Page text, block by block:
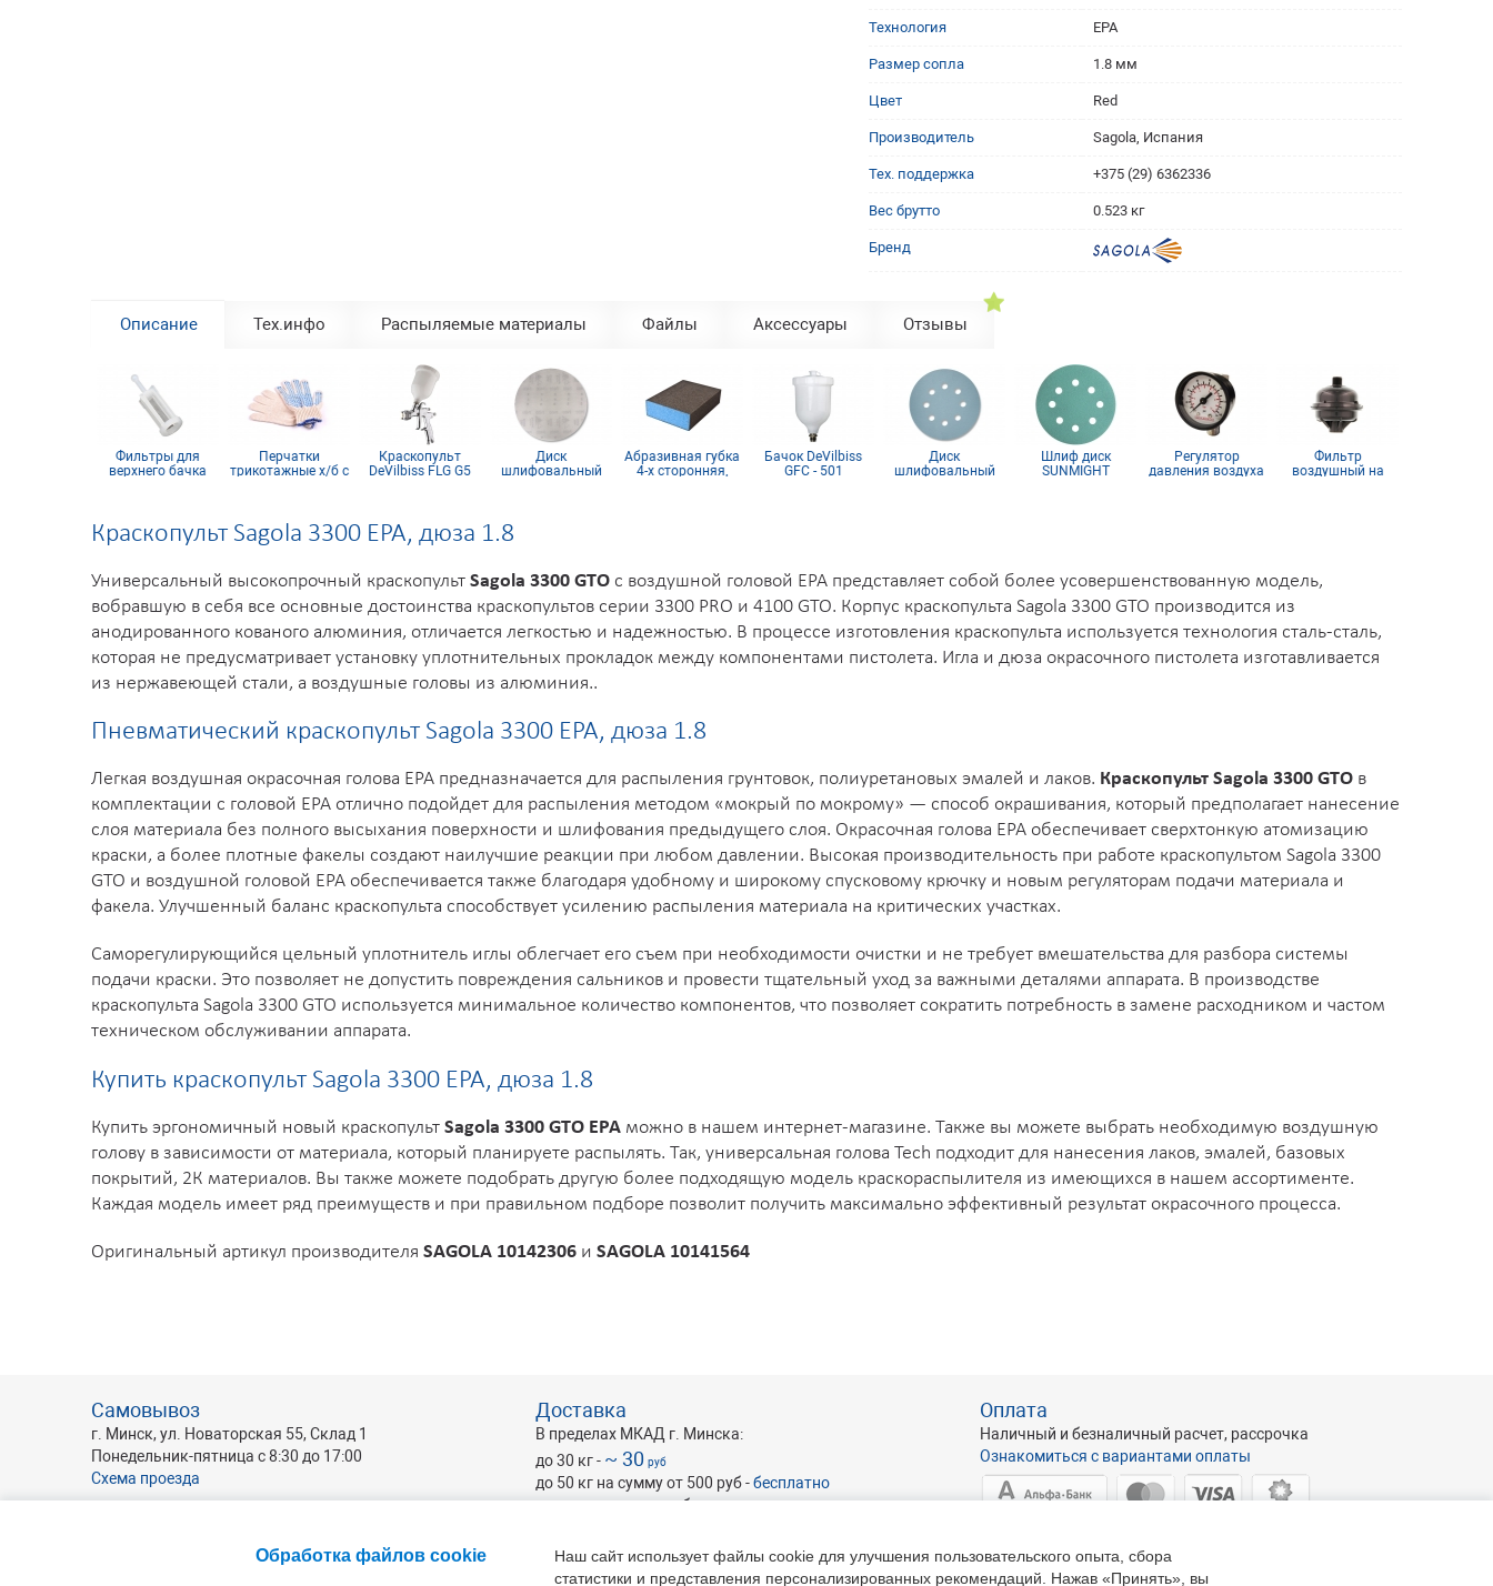
Технология EPA
Размер сопла 1.8 мм
Цвет Red
Производитель Sagola, Испания
Тех. поддержка +375 (29) 6362336
Вес брутто 0.523 кг
Бренд
Описание Тех.инфо Распыляемые материалы Файлы Аксессуары Отзывы
Фильтры для
верхнего бачка
Перчатки
трикотажные х/б с
Краскопульт
DeVilbiss FLG G5
Диск
шлифовальный
Абразивная губка
4-х сторонняя,
Бачок DeVilbiss
GFC - 501
Диск
шлифовальный
Шлиф диск
SUNMIGHT
Регулятор
давления воздуха
Фильтр
воздушный на
Краскопульт Sagola 3300 EPA, дюза 1.8
Универсальный высокопрочный краскопульт Sagola 3300 GTO с воздушной головой EPA представляет собой более усовершенствованную модель,
вобравшую в себя все основные достоинства краскопультов серии 3300 PRO и 4100 GTO. Корпус краскопульта Sagola 3300 GTO производится из
анодированного кованого алюминия, отличается легкостью и надежностью. В процессе изготовления краскопульта используется технология сталь-сталь,
которая не предусматривает установку уплотнительных прокладок между компонентами пистолета. Игла и дюза окрасочного пистолета изготавливается
из нержавеющей стали, а воздушные головы из алюминия..
Пневматический краскопульт Sagola 3300 EPA, дюза 1.8
Легкая воздушная окрасочная голова EPA предназначается для распыления грунтовок, полиуретановых эмалей и лаков. Краскопульт Sagola 3300 GTO в
комплектации с головой EPA отлично подойдет для распыления методом «мокрый по мокрому» — способ окрашивания, который предполагает нанесение
слоя материала без полного высыхания поверхности и шлифования предыдущего слоя. Окрасочная голова EPA обеспечивает сверхтонкую атомизацию
краски, а более плотные факелы создают наилучшие реакции при любом давлении. Высокая производительность при работе краскопультом Sagola 3300
GTO и воздушной головой EPA обеспечивается также благодаря удобному и широкому спусковому крючку и новым регуляторам подачи материала и
факела. Улучшенный баланс краскопульта способствует усилению распыления материала на критических участках.
Саморегулирующийся цельный уплотнитель иглы облегчает его съем при необходимости очистки и не требует вмешательства для разбора системы
подачи краски. Это позволяет не допустить повреждения сальников и провести тщательный уход за важными деталями аппарата. В производстве
краскопульта Sagola 3300 GTO используется минимальное количество компонентов, что позволяет сократить потребность в замене расходником и частом
техническом обслуживании аппарата.
Купить краскопульт Sagola 3300 EPA, дюза 1.8
Купить эргономичный новый краскопульт Sagola 3300 GTO EPA можно в нашем интернет-магазине. Также вы можете выбрать необходимую воздушную
голову в зависимости от материала, который планируете распылять. Так, универсальная голова Tech подходит для нанесения лаков, эмалей, базовых
покрытий, 2К материалов. Вы также можете подобрать другую более подходящую модель краскораспылителя из имеющихся в нашем ассортименте.
Каждая модель имеет ряд преимуществ и при правильном подборе позволит получить максимально эффективный результат окрасочного процесса.
Оригинальный артикул производителя SAGOLA 10142306 и SAGOLA 10141564
Самовывоз
г. Минск, ул. Новаторская 55, Склад 1
Понедельник-пятница с 8:30 до 17:00
Схема проезда
Доставка
В пределах МКАД г. Минска:
до 30 кг - ~ 30 руб
до 50 кг на сумму от 500 руб -бесплатно
оптовые и крупногабаритные -по запросу
Оплата
Наличный и безналичный расчет, рассрочка
Ознакомиться с вариантами оплаты
Обработка файлов cookie
Наш сайт использует файлы cookie для улучшения пользовательского опыта, сбора
статистики и представления персонализированных рекомендаций. Нажав «Принять», вы